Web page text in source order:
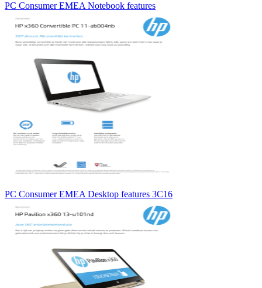
PC Consumer EMEA Notebook features
PC Consumer EMEA Desktop features 3C16